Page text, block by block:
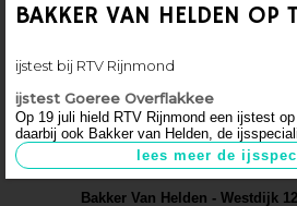
BAKKER VAN HELDEN OP
ijstest bij RTV Rijnmond
ijstest Goeree Overflakkee
Op 19 juli hield RTV Rijnmond een ijstest
daarbij ook Bakker van Helden, de
Bakker Van Helden - Westdijk